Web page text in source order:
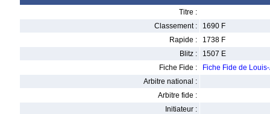
Titre :
Classement :
1690 F
Rapide :
1738 F
Blitz :
1507 E
Fiche Fide :
Fiche Fide de
Arbitre national :
Arbitre fide :
Initiateur :